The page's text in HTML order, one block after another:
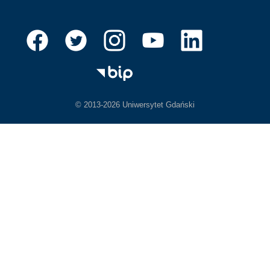
© 2013-2026 Uniwersytet Gdański